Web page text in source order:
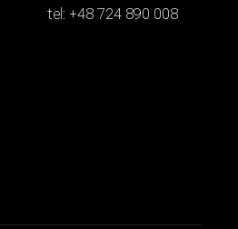
tel: +48 724 890 008